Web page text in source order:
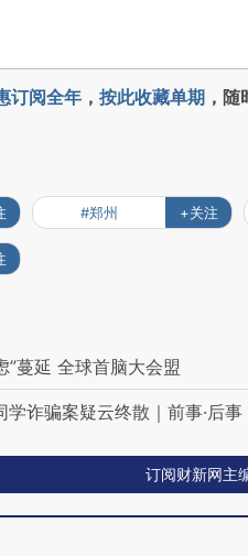
订阅全年 ， 按此收藏单期 ，
#郑州 +关注
”蔓延 全球首脑大会盟
诈骗案疑云终散｜前事·后事
订阅财新网主